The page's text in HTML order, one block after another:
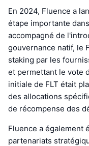
En 2024, Fluence a
étape importante
accompagné de
gouvernance natif, le
staking par les
et permettant le vote
initiale de FLT était
des allocations
de récompense des
Fluence a également
partenariats